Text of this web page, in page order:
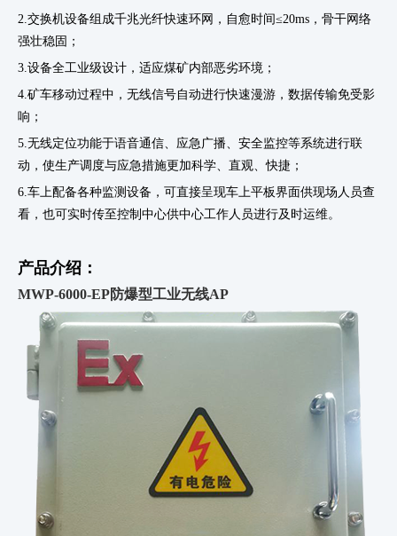
2.交换机设备组成千兆光纤快速环网，自愈时间≤20ms ，骨干网络
强壮稳固；
3.设备全工业级设计，适应煤矿内部恶劣环境；
4.矿车移动过程中，无线信号自动进行快速漫游，数据传输免受影
响；
5.无线定位功能于语音通信、应急广播、安全监控等系统进行联
动，使生产调度与应急措施更加科学、直观、快捷；
6.车上配备各种监测设备，可直接呈现车上平板界面供现场人员查
看，也可实时传至控制中心供中心工作人员进行及时运维。
产品介绍：
MWP-6000-EP防爆型工业无线AP